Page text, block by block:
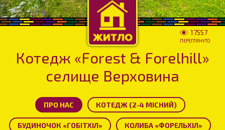
Котедж «Forest & Forelhill»
селище Верховина
17557
ПЕРЕГЛЯНУТО
ПРО НАС КОТЕДЖ (2-4 МІСНИЙ)
БУДИНОЧОК «ГОБІТХІЛ» КОЛИБА «ФОРЕЛЬХІЛ»